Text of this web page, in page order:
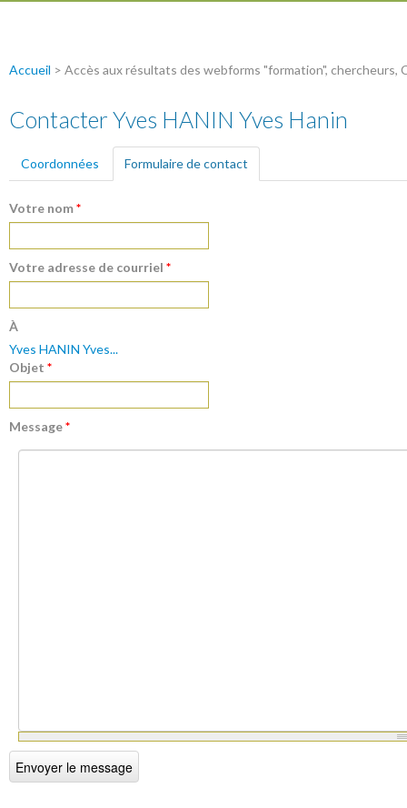
Accueil > Accès aux résultats des webforms "formation", chercheurs,
Contacter Yves HANIN Yves Hanin
Coordonnées Formulaire de contact
Votre nom*
Votre adresse de courriel *
À
Yves HANIN Yves...
Objet *
Message*